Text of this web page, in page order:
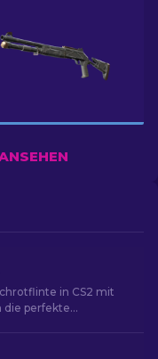
in CS2 mit
die perfekte